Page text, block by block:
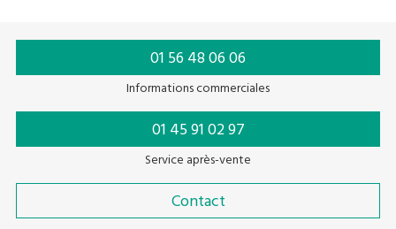
01 56 48 06 06
Informations commerciales
01 45 91 02 97
Service après-vente
Contact